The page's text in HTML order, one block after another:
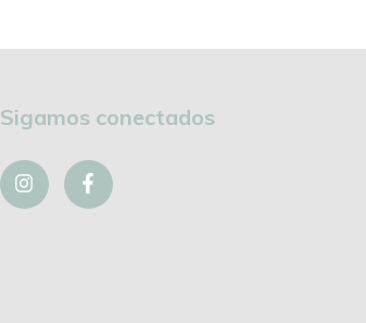
Sigamos conectados